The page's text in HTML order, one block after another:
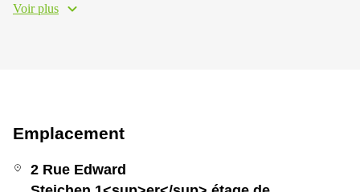
Voir plus
Emplacement
2 Rue Edward